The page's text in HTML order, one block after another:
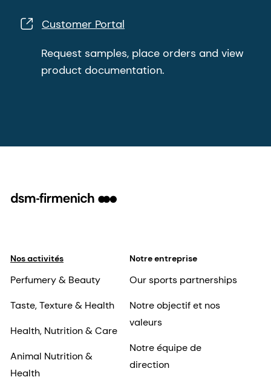
Customer Portal
Request samples, place orders and view
product documentation.
Nos activités
Perfumery & Beauty
Taste, Texture & Health
Health, Nutrition & Care
Animal Nutrition &
Health
Notre entreprise
Our sports partnerships
Notre objectif et nos
valeurs
Notre équipe de
direction